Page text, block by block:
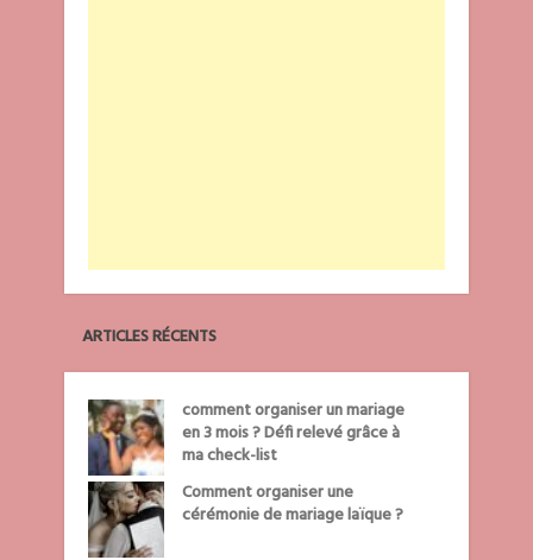
ARTICLES RÉCENTS
comment organiser un mariage
en 3 mois ? Défi relevé grâce à
ma check-list
Comment organiser une
cérémonie de mariage laïque ?